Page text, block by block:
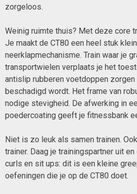
zorgeloos.
Weinig ruimte thuis? Met deze core
Je maakt de CT80 een heel stuk
neerklapmechanisme. Train waar je
transportwielen verplaats je het
antislip rubberen voetdoppen
beschadigd wordt. Het frame van
nodige stevigheid. De afwerking in
poedercoating geeft je fitnessbank
Niet is zo leuk als samen trainen.
trainer. Daag je trainingspartner uit
curls en sit ups: dit is een kleine
oefeningen die je op de CT80 doet.